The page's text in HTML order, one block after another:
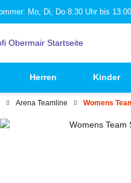
Mo, Di, Do 8:30 Uhr bis
Herren Kinder
Arena Teamline Womens